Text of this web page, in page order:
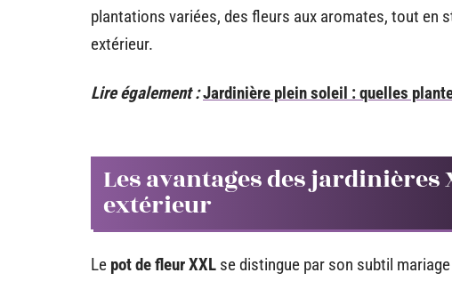
plantations variées, des fleurs aux aromates, tout en
extérieur.
Lire également :Jardinière plein soleil : quelles
Les avantages des jardinières
extérieur
Le pot de fleur XXL se distingue par son subtil